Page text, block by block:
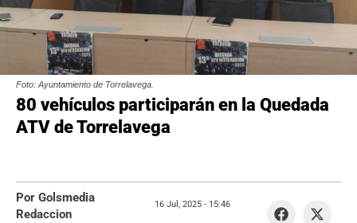
Foto: Ayuntamiento de Torrelavega.
80 vehículos participarán en la Quedada
ATV de Torrelavega
Por Golsmedia
Redaccion
16 Jul, 2025 - 15:46